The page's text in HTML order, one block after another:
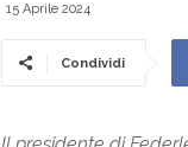
15 Aprile 2024
Condividi